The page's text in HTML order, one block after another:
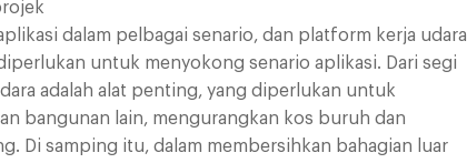
dalam pelbagai senario, dan platform kerja udara
untuk menyokong senario aplikasi. Dari segi
adalah alat penting, yang diperlukan untuk
bangunan lain, mengurangkan kos buruh dan
Di samping itu, dalam membersihkan bahagian luar